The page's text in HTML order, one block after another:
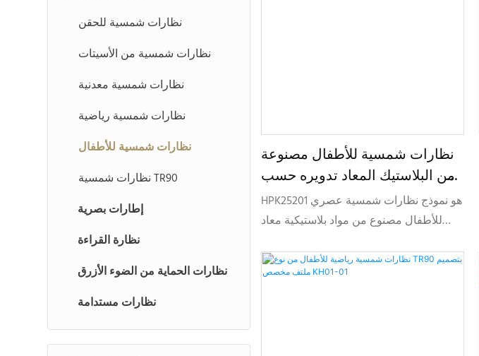
نظارات شمسية للحقن
نظارات شمسية من الأسيتات
نظارات شمسية معدنية
نظارات شمسية رياضية
نظارات شمسية للأطفال
نظارات شمسية TR90
إطارات بصرية
نظارة القراءة
نظارات الحماية من الضوء الأزرق
نظارات مستدامة
نظارات شمسية للأطفال مصنوعة
من البلاستيك المعاد تدويره حسب
الطلب HPK25201HPK25201 هو نموذج نظارات شمسية عصري
للأطفال مصنوع من مواد بلاستيكية معاد
للنظارات تسعى إلى الراحة الخفيفة